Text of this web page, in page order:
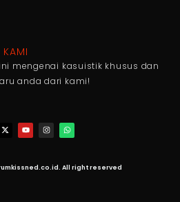
KAMI
mengenai kasuistik khusus dan
anda dari kami!
All right reserved